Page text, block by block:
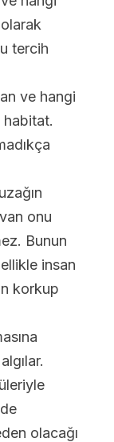
tercih
ve hangi
habitat.
onu
Bunun
insan
korkup
olacağı